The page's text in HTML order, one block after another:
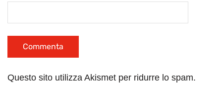
Questo sito utilizza Akismet per ridurre lo spam.